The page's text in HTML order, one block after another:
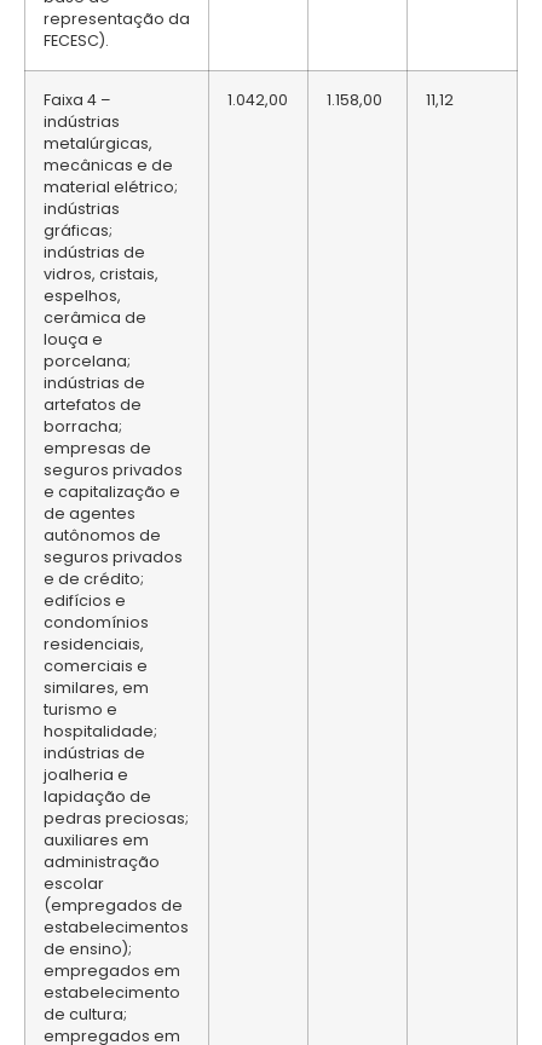
representação da
FECESC).
Faixa 4 –
indústrias
metalúrgicas,
mecânicas e de
material elétrico;
indústrias
gráficas;
indústrias de
vidros, cristais,
espelhos,
cerâmica de
louça e
porcelana;
indústrias de
artefatos de
borracha;
empresas de
seguros privados
e capitalização e
de agentes
autônomos de
seguros privados
e de crédito;
edifícios e
condomínios
residenciais,
comerciais e
similares, em
turismo e
hospitalidade;
indústrias de
joalheria e
lapidação de
pedras preciosas;
auxiliares em
administração
escolar
(empregados de
estabelecimentos
de ensino);
empregados em
estabelecimento
de cultura;
empregados em
1.042,00 1.158,00 11,12